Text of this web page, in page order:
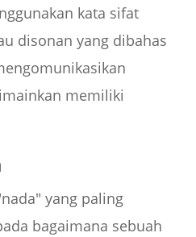
kata sifat
disonan yang dibahas
memiliki
yang paling
bagaimana sebuah